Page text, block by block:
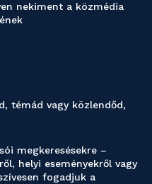
nekiment a közmédia
témád vagy közlendőd,
megkeresésekre –
helyi eseményekről vagy
fogadjuk a